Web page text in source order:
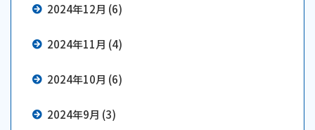
2024年12月 (6)
2024年11月 (4)
2024年10月 (6)
2024年9月 (3)